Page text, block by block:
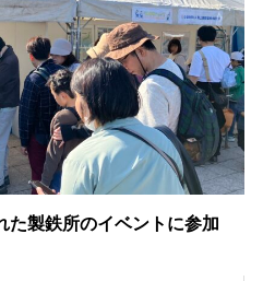
た製鉄所のイベントに参加